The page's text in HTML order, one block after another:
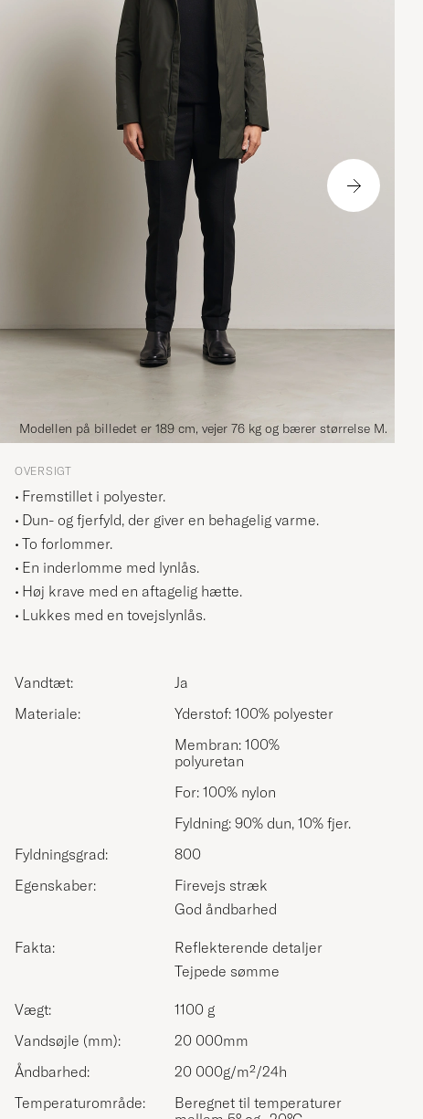
Modellen på billedet er 189 cm, vejer 76 kg og bærer størrelse M.
OVERSIGT
Fremstillet i polyester.
Dun- og fjerfyld, der giver en behagelig varme.
To forlommer.
En inderlomme med lynlås.
Høj krave med en aftagelig hætte.
Lukkes med en tovejslynlås.
Vandtæt:
Ja
Materiale:
Yderstof: 100% polyester
Membran: 100%
polyuretan
For: 100% nylon
Fyldning: 90% dun, 10% fjer.
Fyldningsgrad:
800
Egenskaber:
Firevejs stræk
God åndbarhed
Fakta:
Reflekterende detaljer
Tejpede sømme
Vægt:
1100 g
Vandsøjle (mm):
20 000mm
Åndbarhed:
20 000g/m²/24h
Temperaturområde:
Beregnet til temperaturer